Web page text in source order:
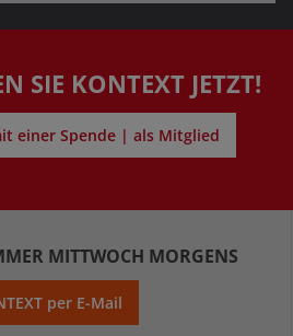
SIE KONTEXT JETZT!
einer Spende | als Mitglied
MITTWOCH MORGENS
per E-Mail